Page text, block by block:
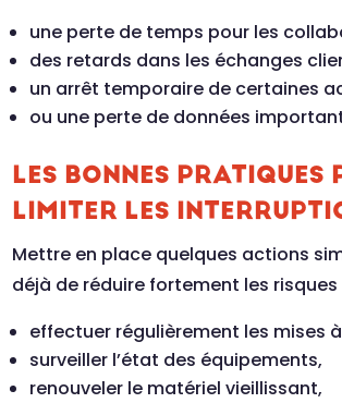
une perte de temps pour les
des retards dans les échanges
un arrêt temporaire de certaines
ou une perte de données
LES BONNES PRATIQUES
LIMITER LES
Mettre en place quelques actions
déjà de réduire fortement les risques
effectuer régulièrement les mises
surveiller l’état des équipements,
renouveler le matériel vieillissant,